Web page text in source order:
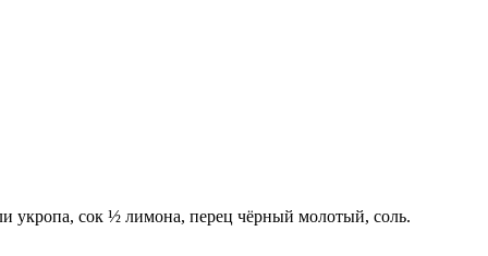
укропа, сок ½ лимона, перец чёрный молотый, соль.